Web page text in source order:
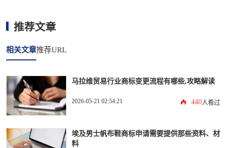
推荐文章
相关文章推荐URL
马拉维贸易行业商标变更流程有哪些,攻略解读
2026-05-21 02:54:21 440人看过
埃及男士帆布鞋商标申请需要提供那些资料、材
料